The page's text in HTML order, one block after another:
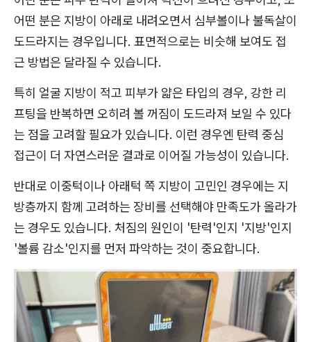
어떤 분은 지방이 아래로 내려오면서 심부볼이나 불독살이
도드라지는 경우입니다. 표면적으로는 비슷해 보여도 접
근 방법은 달라질 수 있습니다.
특히 얼굴 지방이 적고 피부가 얇은 타입의 경우, 강한 리
프팅을 반복하면 오히려 볼 꺼짐이 도드라져 보일 수 있다
는 점을 고려할 필요가 있습니다. 이런 경우엔 탄력 중심
접근이 더 자연스러운 결과로 이어질 가능성이 있습니다.
반대로 이중턱이나 아래턱 쪽 지방이 고민인 경우에는 지
방층까지 함께 고려하는 장비를 선택해야 만족도가 올라가
는 경우도 있습니다. 처짐의 원인이 '탄력'인지 '지방'인지
'볼륨 감소'인지를 먼저 파악하는 것이 중요합니다.